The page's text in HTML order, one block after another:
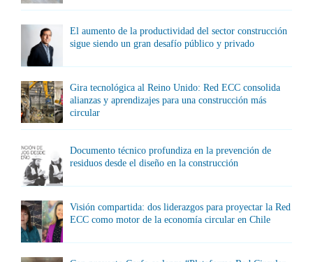
El aumento de la productividad del sector construcción
sigue siendo un gran desafío público y privado
Gira tecnológica al Reino Unido: Red ECC consolida
alianzas y aprendizajes para una construcción más
circular
Documento técnico profundiza en la prevención de
residuos desde el diseño en la construcción
Visión compartida: dos liderazgos para proyectar la Red
ECC como motor de la economía circular en Chile